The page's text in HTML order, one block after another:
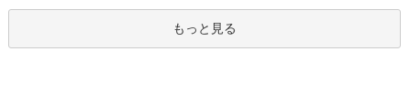
もっと見る